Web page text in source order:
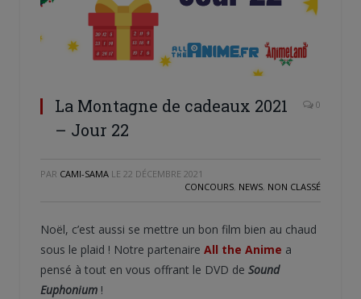
La Montagne de cadeaux 2021
– Jour 22
0
PAR CAMI-SAMA LE 22 DÉCEMBRE 2021
CONCOURS, NEWS, NON CLASSÉ
Noël, c’est aussi se mettre un bon film bien au chaud
sous le plaid ! Notre partenaire All the Anime a
pensé à tout en vous offrant le DVD de Sound
Euphonium !